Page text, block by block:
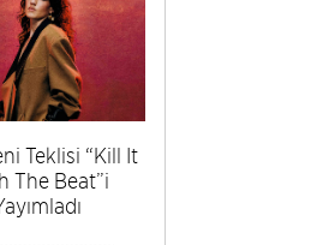
Teklisi “Kill It
The Beat”i